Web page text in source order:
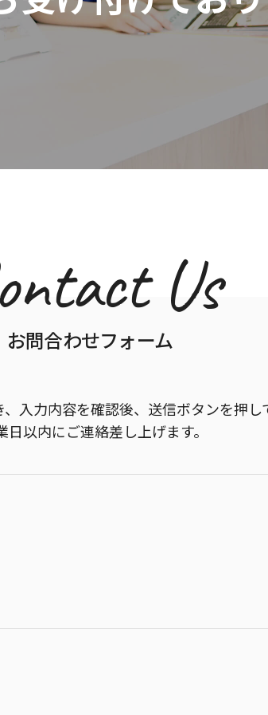
Us
お問合わせフォーム
入力内容を確認後、送信ボタンを押し
日以内にご連絡差し上げます。